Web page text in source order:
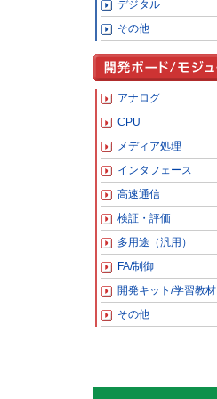
デジタル
その他
アナログ
CPU
メディア処理
インタフェース
高速通信
検証・評価
多用途（汎用）
FA/制御
開発キット/学習教材
その他